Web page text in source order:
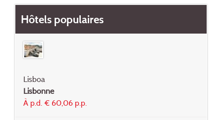
Hôtels populaires
Lisboa
Lisbonne
À p.d. € 60,06 p.p.